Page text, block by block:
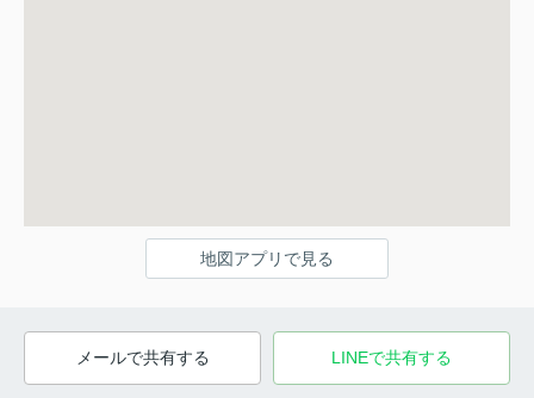
地図アプリで見る
メールで共有する LINEで共有する